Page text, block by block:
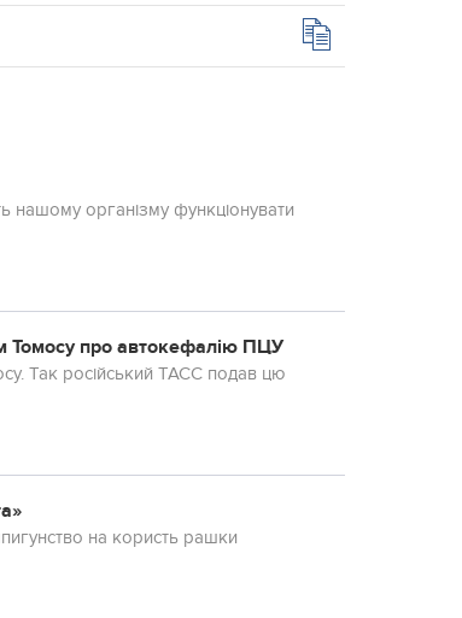
нашому організму функціонувати
Томосу про автокефалію ПЦУ
Так російський ТАСС подав цю
на користь рашки